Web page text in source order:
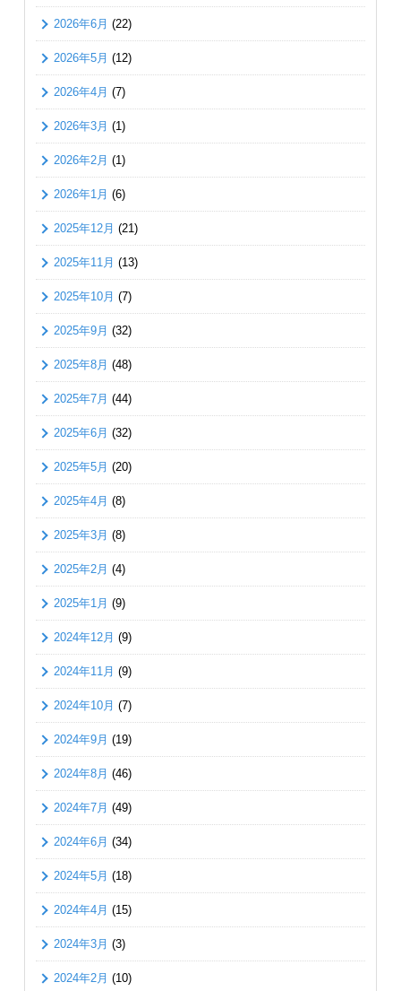
2026年6月 (22)
2026年5月 (12)
2026年4月 (7)
2026年3月 (1)
2026年2月 (1)
2026年1月 (6)
2025年12月 (21)
2025年11月 (13)
2025年10月 (7)
2025年9月 (32)
2025年8月 (48)
2025年7月 (44)
2025年6月 (32)
2025年5月 (20)
2025年4月 (8)
2025年3月 (8)
2025年2月 (4)
2025年1月 (9)
2024年12月 (9)
2024年11月 (9)
2024年10月 (7)
2024年9月 (19)
2024年8月 (46)
2024年7月 (49)
2024年6月 (34)
2024年5月 (18)
2024年4月 (15)
2024年3月 (3)
2024年2月 (10)